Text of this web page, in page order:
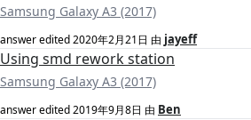
Samsung Galaxy A3 (2017)
answer edited2020年2月21日 由 jayeff
Using smd rework station
Samsung Galaxy A3 (2017)
answer edited2019年9月8日 由 Ben